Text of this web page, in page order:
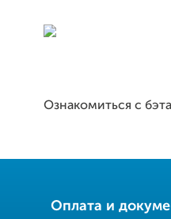
Ознакомиться с
Оплата и